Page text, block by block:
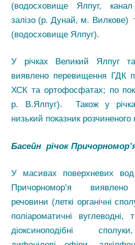
(водосховище Ялпуг,
залізо (р. Дунай, м. Вилкове)
(водосховище Ялпуг).
У річках Великий Ялпуг
виявлено перевищення ГДК по
ХСК та ортофосфатах; по
р. В.Ялпуг). Також у
низький показник
Басейн річок
У масивах поверхневих вод
Причорномор’я
речовини (леткі органічні
поліароматичні вуглеводні,
діоксиноподібні